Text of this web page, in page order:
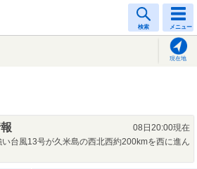
検索 メニュー
現在地
08日20:00現在
い台風13号が久米島の西北西約200kmを西に進ん